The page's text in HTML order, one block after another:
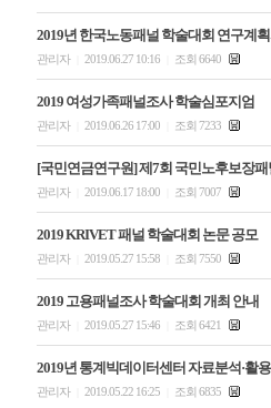
2019년 한국노동패널 학술대회 연구계
관리자 2019.06.27 10:16 조회 6640
2019 여성가족패널조사 학술심포지엄
관리자 2019.06.26 17:00 조회 7233
[국민연금연구원] 제7회 국민노후보장
관리자 2019.06.17 18:00 조회 7007
2019 KRIVET 패널 학술대회 논문 공모
관리자 2019.05.27 15:58 조회 7550
2019 고용패널조사 학술대회 개최 안내
관리자 2019.05.27 15:46 조회 6421
2019년 통계빅데이터센터 자료분석·활
관리자 2019.05.22 16:25 조회 6835